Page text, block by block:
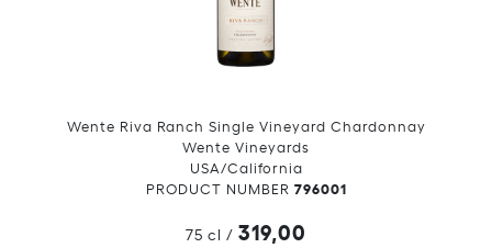
Wente Riva Ranch Single Vineyard Chardonnay
Wente Vineyards
USA/California
PRODUCT NUMBER 796001
75 cl / 319,00